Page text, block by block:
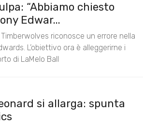
“Abbiamo chiesto
Edwar...
riconosce un errore nella
L’obiettivo ora è alleggerirne i
di LaMelo Ball
si allarga: spunta